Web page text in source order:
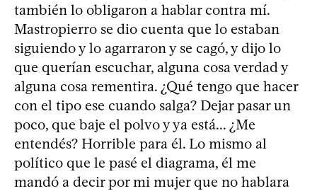
también lo obligaron a hablar contra mí.
Mastropierro se dio cuenta que lo estaban
siguiendo y lo agarraron y se cagó, y dijo lo
que querían escuchar, alguna cosa verdad y
alguna cosa rementira. ¿Qué tengo que hacer
con el tipo ese cuando salga? Dejar pasar un
poco, que baje el polvo y ya está... ¿Me
entendés? Horrible para él. Lo mismo al
político que le pasé el diagrama, él me
mandó a decir por mi mujer que no hablara